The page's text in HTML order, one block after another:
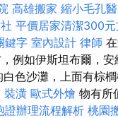
高雄搬家 縮小毛孔
平價居家清潔300元
鍵字 室內設計 律師
例如伊斯坦布爾，
色沙灘，上面有棕
裝潢 歐式外燴 物有所
證辦理流程解析 桃園